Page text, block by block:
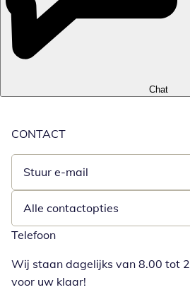
Chat
CONTACT
Stuur e-mail
Opent e-mailclient
Alle contactopties
Telefoon
Wij staan dagelijks van 8.00 tot
voor uw klaar!